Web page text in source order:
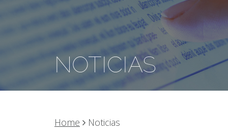
NOTICIAS
Home Noticias